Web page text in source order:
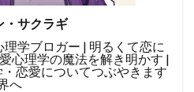
・サクラギ
学ブロガー | 明るくて恋に
心理学の魔法を解き明かす |
恋愛についてつぶやきます
へ